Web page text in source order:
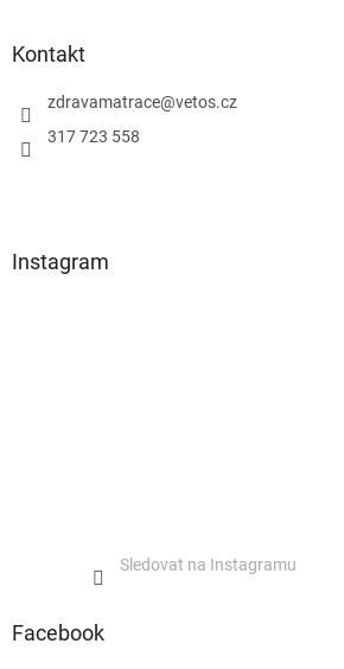
pKontakt
zdravamatrace@vetos.cz
317 723 558
Instagram
Sledovat na Instagramu
Facebook